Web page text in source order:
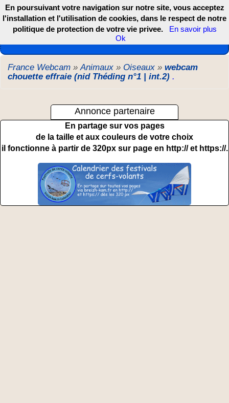
Les webcams de France, DOM TOM et COM
France Webcam »Animaux » Oiseaux » webcam
chouette effraie (nid Théding n°1 | int.2) .
Annonce partenaire
En partage sur vos pages
de la taille et aux couleurs de votre choix
il fonctionne à partir de 320px sur page en http:// et https://.
En poursuivant votre navigation sur notre site, vous acceptez
l'installation et l'utilisation de cookies, dans le respect de notre
politique de protection de votre vie privee.
En savoir plus
Ok